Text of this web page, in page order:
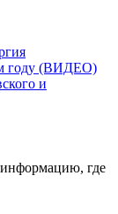
году (ВИДЕО)
и
где